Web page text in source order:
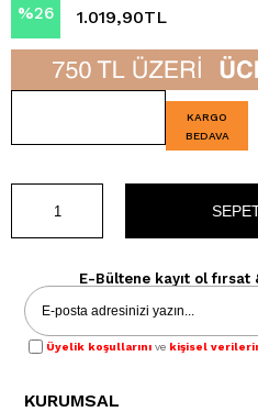
%26
İndirim
1.019,90TL
KARGO
BEDAVA
E-Bültene kayıt ol
Üyelik koşullarını ve kişisel
KURUMSAL